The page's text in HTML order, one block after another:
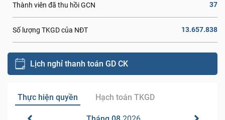
Thành viên đã thu hồi GCN 37
Số lượng TKGD của NĐT 13.657.838
Lịch nghỉ thanh toán GD CK
Thực hiện quyền Hạch toán TKGD